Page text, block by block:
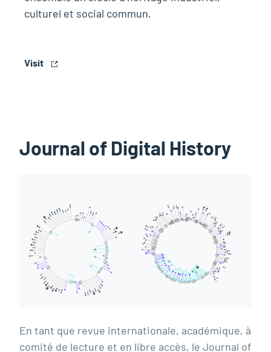
culturel et social commun.
Visit
Journal of Digital History
En tant que revue internationale, académique, à
comité de lecture et en libre accès, le Journal of